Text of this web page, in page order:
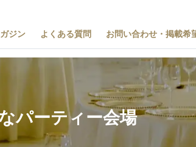
ジン よくある質問 お問い合わせ・掲載希
パーティー会場